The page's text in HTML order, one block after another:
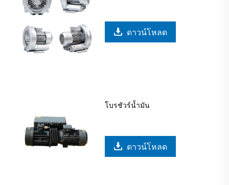
ดาวน์โหลด
โบรชัวร์น้ำมัน
ดาวน์โหลด